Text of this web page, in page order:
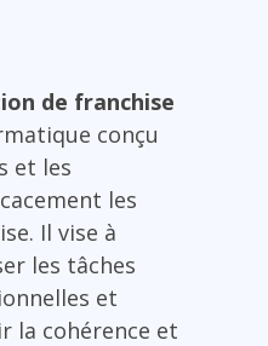
de franchise
conçu
et les
les
Il vise à
les tâches
et
la cohérence et